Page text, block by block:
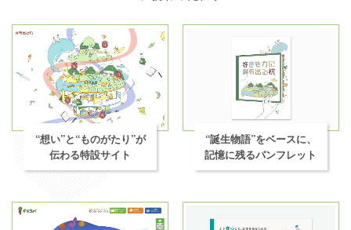
“想い”と“ものがたり”が
伝わる特設サイト
“誕生物語”をベースに、
記憶に残るパンフレット